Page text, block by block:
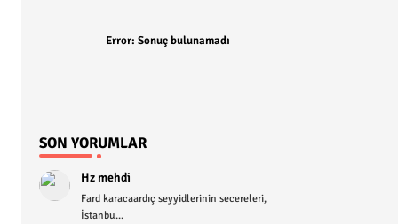
Error: Sonuç bulunamadı
SON YORUMLAR
Hz mehdi
Fard karacaardıç seyyidlerinin secereleri,
İstanbu...